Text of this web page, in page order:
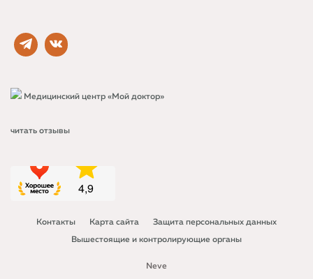
Медицинский центр «Мой доктор»
читать отзывы
Контакты Карта сайта Защита персональных данных
Вышестоящие и контролирующие органы
Neve